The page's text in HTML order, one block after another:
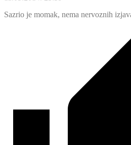
Sazrio je momak, nema nervoznih